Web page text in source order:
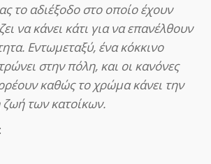
το αδιέξοδο στο οποίο έχουν
να κάνει κάτι για να επανέλθουν
Εντωμεταξύ, ένα κόκκινο
στην πόλη, και οι κανόνες
καθώς το χρώμα κάνει την
των κατοίκων.
: